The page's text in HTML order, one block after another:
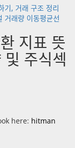
기, 거래 구조 정리
거래량 이동평균선
지표 뜻
주식섹
here: hitman